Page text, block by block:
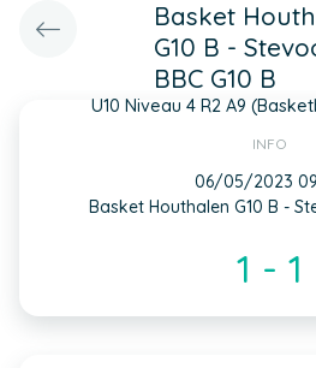
Basket
G10 B -
BBC G10 B
U10 Niveau 4 R2 A9
INFO
06/05/2023
Basket Houthalen G10 B -
1 - 1